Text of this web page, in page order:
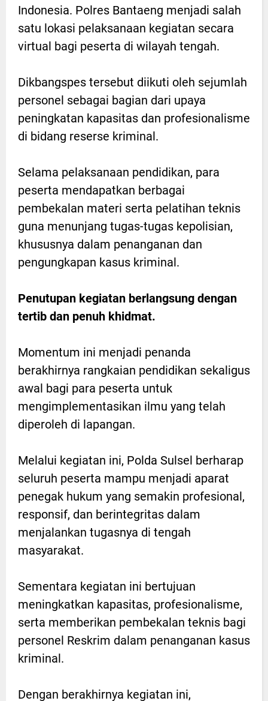
Indonesia. Polres Bantaeng menjadi salah
satu lokasi pelaksanaan kegiatan secara
virtual bagi peserta di wilayah tengah.
Dikbangspes tersebut diikuti oleh sejumlah
personel sebagai bagian dari upaya
peningkatan kapasitas dan profesionalisme
di bidang reserse kriminal.
Selama pelaksanaan pendidikan, para
peserta mendapatkan berbagai
pembekalan materi serta pelatihan teknis
guna menunjang tugas-tugas kepolisian,
khususnya dalam penanganan dan
pengungkapan kasus kriminal.
Penutupan kegiatan berlangsung dengan
tertib dan penuh khidmat.
Momentum ini menjadi penanda
berakhirnya rangkaian pendidikan sekaligus
awal bagi para peserta untuk
mengimplementasikan ilmu yang telah
diperoleh di lapangan.
Melalui kegiatan ini, Polda Sulsel berharap
seluruh peserta mampu menjadi aparat
penegak hukum yang semakin profesional,
responsif, dan berintegritas dalam
menjalankan tugasnya di tengah
masyarakat.
Sementara kegiatan ini bertujuan
meningkatkan kapasitas, profesionalisme,
serta memberikan pembekalan teknis bagi
personel Reskrim dalam penanganan kasus
kriminal.
Dengan berakhirnya kegiatan ini,